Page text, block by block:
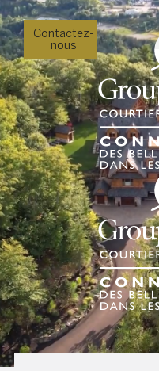
Contactez-
nous